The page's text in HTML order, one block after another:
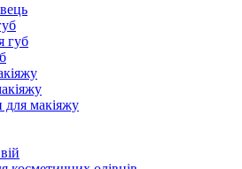
губ
для макіяжу